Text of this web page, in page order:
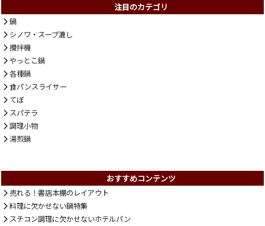
注目のカテゴリ
鍋
シノワ・スープ漉し
攪拌機
やっとこ鍋
各種鍋
食パンスライサー
てぼ
スパテラ
調理小物
湯煎鍋
おすすめコンテンツ
売れる！書店本棚のレイアウト
料理に欠かせない鍋特集
スチコン調理に欠かせないホテルパン